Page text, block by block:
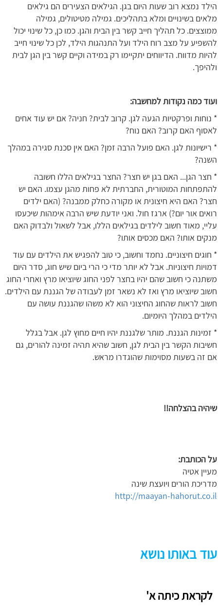
הילד נמצא רוב שעות היום בגן. הגילאים הצעירים הם גילאים
מלאים בשינויים ומלא בתהליכים. גמילה מטיטולים, גמילה
ממוצצים. כל תהליך חייב קשר בין הבית והגן. כמו כן, כל שינוי יכול
להשפיע על מצב רוח הילד ועל התנהגות הילד, לכן כל שינוי חייב
להיות מדווח. הדיווחים יתקיימו רק במידה וקיים קשר בין הגן לבית
ולהיפך.
ועוד כמה נקודות למחשבה:
* נוחות ופרקטיות הגעה לגן. קרוב לבית? חניה? אם יש עוד אחים
לאסוף האם קרוב? האם נוח?
* רישיונות לגן. האם פועל הרבה זמן? האם אין סכנת סגירה במהלך
השנה?
* חצר הגן... האם בגן יש חצר? החצר בגילאים הללו חשובה
להתפתחות המוטורית, החברתית לא פחות מהגן עצמו. האם יש
חצר? האם היא חיצונית או מקורה כחלק ממבנה? (האם ילדים
רואים אור יום?) ארגז חול. ואני יודעת שיש הרבה אימהות שיכעסו
עליי, מאוד חשוב לילדים בגילאים הללו, אבל לשאול ולבדוק האם
מנקים אותו? האם מכסים אותו?
* חוגים חיצוניים. נחמד וחשוב, כי טוב להפגיש את הילדים עם עוד
דמויות חיצוניות. אבל לא יותר מדי כי הרי ביום שיש חוג, סדר היום
משתנה כי חשוב שהם יהיו בחצר לפני החוג שיוציאו מרץ ואחרי החוג
חשוב שיוציאו מרץ ואז לא נשאר זמן לעבודה של הגננת עם הילדים.
חשוב לראות שהחוג החיצוני הוא לא משהו שהגננת עושה עם
הילדים במהלך היומיום.
* זמינות הגננת. מותר שלגננת יהיו חיים מחוץ לגן. אבל בגלל
חשיבות הקשר בין הבית לגן, חשוב שהיא תהיה זמינה להורים, גם
אם זה בשעות מסוימות שהוגדרו מראש.
שיהיה בהצלחה!!
על הכותבת:
מעיין אטיה
מדריכת הורים ויועצת שינה
http://maayan-hahorut.co.il
עוד באותו נושא
לקראת כיתה א'